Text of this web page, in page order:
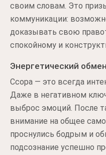
своим словам. Это
коммуникации:
доказывать свою
спокойному и
Энергетический обмен
Ссора — это всегда
Даже в негативном
выброс эмоций. После
внимание на общее
проснулись бодрым и
подсознание успешно